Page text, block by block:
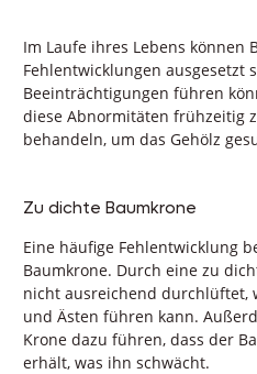
Im Laufe ihres Lebens können
Fehlentwicklungen ausgesetzt
Beeinträchtigungen führen
diese Abnormitäten frühzeitig
behandeln, um das Gehölz
Zu dichte Baumkrone
Eine häufige Fehlentwicklung
Baumkrone. Durch eine zu
nicht ausreichend durchlüftet,
und Ästen führen kann.
Krone dazu führen, dass der
erhält, was ihn schwächt.